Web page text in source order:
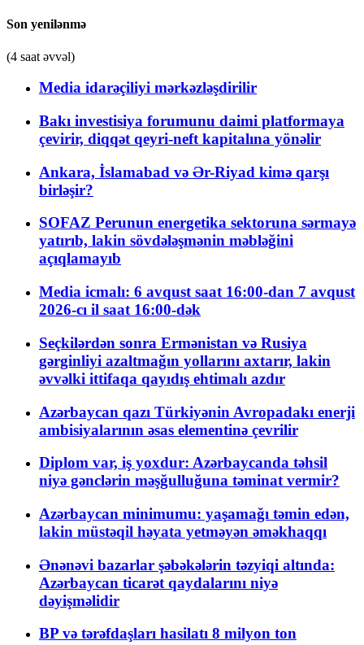
Son yenilənmə
(4 saat əvvəl)
Media idarəçiliyi mərkəzləşdirilir
Bakı investisiya forumunu daimi platformaya
çevirir, diqqət qeyri-neft kapitalına yönəlir
Ankara, İslamabad və Ər-Riyad kimə qarşı
birləşir?
SOFAZ Perunun energetika sektoruna sərmayə
yatırıb, lakin sövdələşmənin məbləğini
açıqlamayıb
Media icmalı: 6 avqust saat 16:00-dan 7 avqust
2026-cı il saat 16:00-dək
Seçkilərdən sonra Ermənistan və Rusiya
gərginliyi azaltmağın yollarını axtarır, lakin
əvvəlki ittifaqa qayıdış ehtimalı azdır
Azərbaycan qazı Türkiyənin Avropadakı enerji
ambisiyalarının əsas elementinə çevrilir
Diplom var, iş yoxdur: Azərbaycanda təhsil
niyə gənclərin məşğulluğuna təminat vermir?
Azərbaycan minimumu: yaşamağı təmin edən,
lakin müstəqil həyata yetməyən əməkhaqqı
Ənənəvi bazarlar şəbəkələrin təzyiqi altında:
Azərbaycan ticarət qaydalarını niyə
dəyişməlidir
BP və tərəfdaşları hasilatı 8 milyon ton